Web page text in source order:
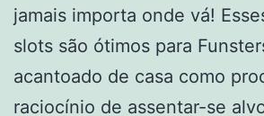
jamais importa onde vá!
slots são ótimos para
acantoado de casa como
raciocínio de assentar-se